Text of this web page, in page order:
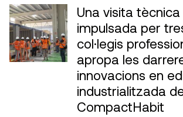
Una visita tècnica
impulsada per
col·legis
apropa les
innovacions en
industrialitzada
CompactHabit